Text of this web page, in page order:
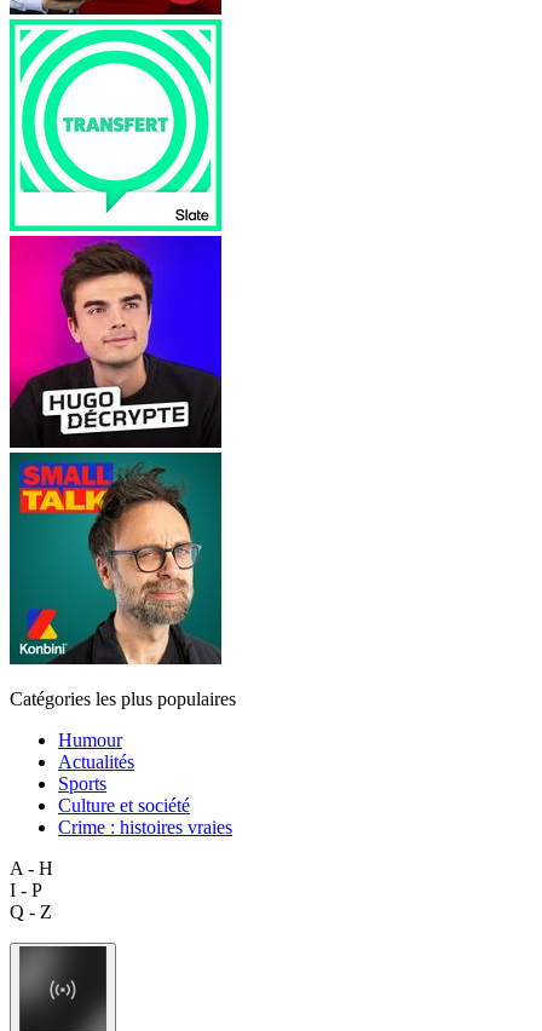
Catégories les plus populaires
Humour
Actualités
Sports
Culture et société
Crime : histoires vraies
A - H
I - P
Q - Z